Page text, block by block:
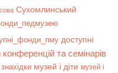
Сухомлинський
доступні
конференцій та семінарів
музей і діти музей і